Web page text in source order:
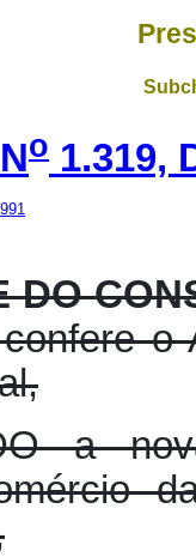
o 1.319,
DO
o
a